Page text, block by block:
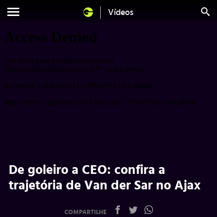
Vídeos
De goleiro a CEO: confira a
trajetória de Van der Sar no Ajax
COMPARTILHE